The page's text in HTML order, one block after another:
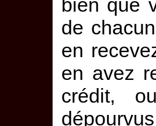
bien que
de
en
en avez
crédit,